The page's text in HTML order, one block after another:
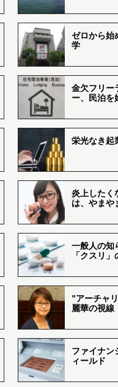
ゼロから始
学
金欠フリー
ー、民泊を
栄光なき起
炎上したく
は、やまや
一般人の知
「クスリ
”アーチャ
麗華の視線
ファイナン
ィールド